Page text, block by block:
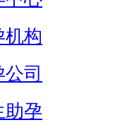
机构
司
助孕